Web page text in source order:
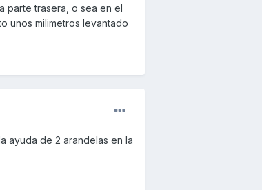
parte trasera, o sea en el
unos milimetros levantado
ayuda de 2 arandelas en la